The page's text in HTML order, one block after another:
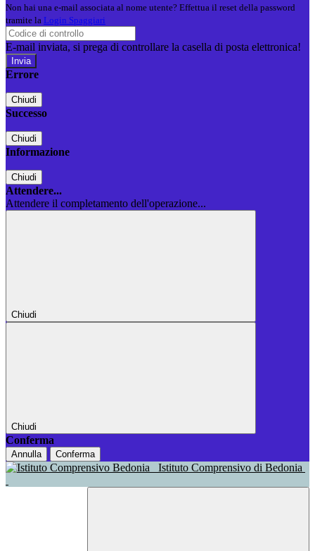
Non hai una e-mail associata al nome utente? Effettua il reset della password
tramite la Login Spaggiari
E-mail inviata, si prega di controllare la casella di posta elettronica!
Errore
Chiudi
Successo
Chiudi
Informazione
Chiudi
Attendere...
Attendere il completamento dell'operazione...
Chiudi
Chiudi
Conferma
Annulla Conferma
Istituto Comprensivo di Bedonia